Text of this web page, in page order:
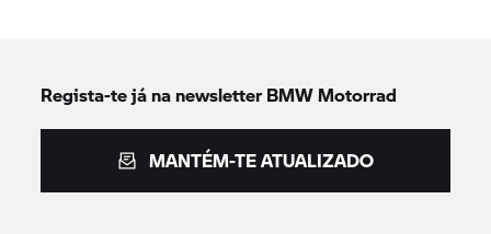
Regista-te já na newsletterBMW Motorrad
MANTÉM-TE ATUALIZADO